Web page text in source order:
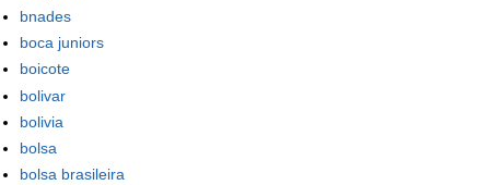
bnades
boca juniors
boicote
bolivar
bolivia
bolsa
bolsa brasileira